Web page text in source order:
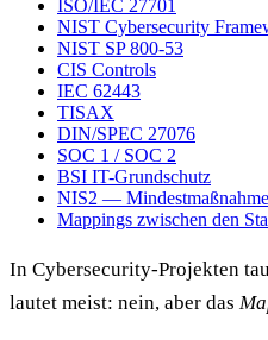
ISO/IEC 27701
NIST Cybersecurity
NIST SP 800-53
CIS Controls
IEC 62443
TISAX
DIN/SPEC 27076
SOC 1 / SOC 2
BSI IT-Grundschutz
NIS2 —
Mappings zwischen den
In Cybersecurity-Projekten
lautet meist: nein, aber das